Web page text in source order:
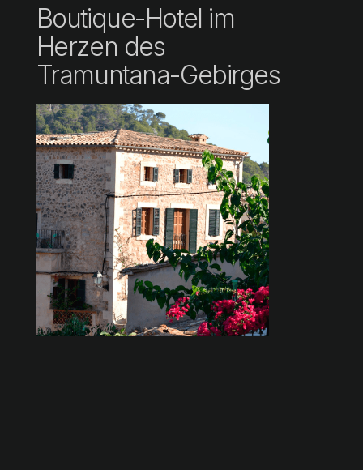
Boutique-Hotel im
Herzen des
Tramuntana-Gebirges